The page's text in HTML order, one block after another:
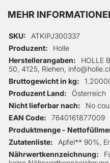
MEHR
Mehr Informationen
SKU
ATKIPJ300337
Produzent
Holle
Herstellerangaben
HOLLE
50, 4125, Riehen,
Bruttogewicht in kg
Produzent Land
Österreich
Nicht lieferbar nach
No
EAN Code
7640161877009
Produktmenge -
Zutatenliste
Apfel** 90%,
Nährwertkennzeichnung